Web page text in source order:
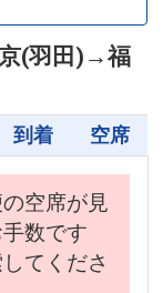
(羽田) →福
到着 空席
空席が見
数です
てくださ